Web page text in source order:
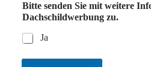
Bitte senden Sie mit weitere
Dachschildwerbung zu.
Ja